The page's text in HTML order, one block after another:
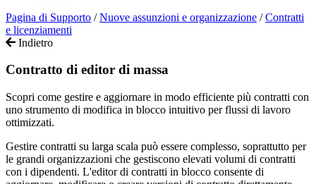
Pagina di Supporto / Nuove assunzioni e organizzazione / Contratti
e licenziamenti
Indietro
Contratto di editor di massa
Scopri come gestire e aggiornare in modo efficiente più contratti con
uno strumento di modifica in blocco intuitivo per flussi di lavoro
ottimizzati.
Gestire contratti su larga scala può essere complesso, soprattutto per
le grandi organizzazioni che gestiscono elevati volumi di contratti
con i dipendenti. L'editor di contratti in blocco consente di